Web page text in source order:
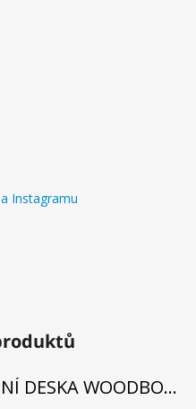
Instagramu
SET - BALANČNÍ DESKA WOODBOARDS SURF SHARK KOMPLET + REHABO 360 SAMOSTATNĚ